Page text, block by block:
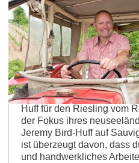
Weingut Fritz
Das Familienweingut Fritz
idyllischen Ortskern von
bewirtschaftet 10 Hektar
Nierstein. Während das
Huff für den Riesling vom
der Fokus ihres
Jeremy Bird-Huff auf
ist überzeugt davon, dass
und handwerkliches